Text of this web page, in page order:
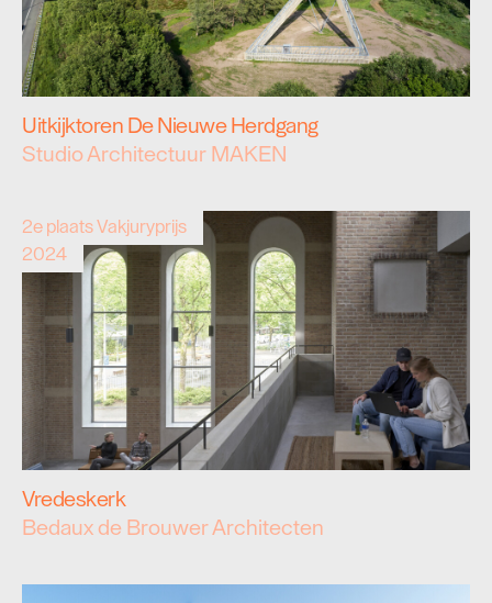
Uitkijktoren De Nieuwe Herdgang
Studio Architectuur MAKEN
2e plaats Vakjuryprijs
2024
Vredeskerk
Bedaux de Brouwer Architecten